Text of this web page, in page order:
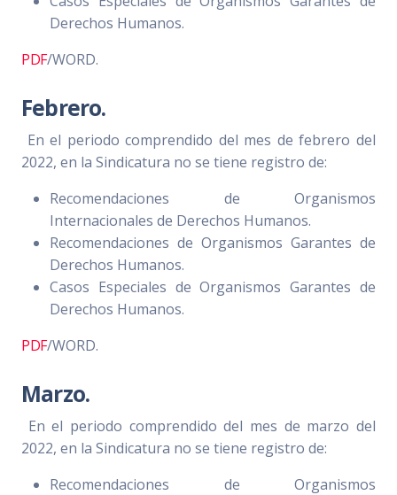
Derechos Humanos.
PDF/WORD.
Febrero.
En el periodo comprendido del mes de febrero del
2022, en la Sindicatura no se tiene registro de:
Recomendaciones de Organismos
Internacionales de Derechos Humanos.
Recomendaciones de Organismos Garantes de
Derechos Humanos.
Casos Especiales de Organismos Garantes de
Derechos Humanos.
PDF/WORD.
Marzo.
En el periodo comprendido del mes de marzo del
2022, en la Sindicatura no se tiene registro de:
Recomendaciones de Organismos